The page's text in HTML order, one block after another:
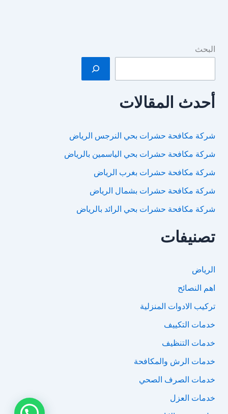
البحث
أحدث المقالات
شركة مكافحة حشرات بحي النرجس الرياض
شركة مكافحة حشرات بحي الياسمين بالرياض
شركة مكافحة حشرات بغرب الرياض
شركة مكافحة حشرات بشمال الرياض
شركة مكافحة حشرات بحي الرائد بالرياض
تصنيفات
الرياض
اهم النصائح
تركيب الادوات المنزلية
خدمات التكييف
خدمات التنظيف
خدمات الرش والمكافحة
خدمات الصرف الصحي
خدمات العزل